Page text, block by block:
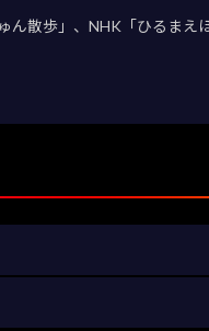
ん散歩」、NHK「ひるまえ